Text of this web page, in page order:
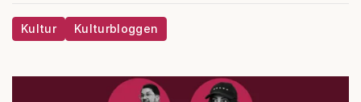
Kultur Kulturbloggen